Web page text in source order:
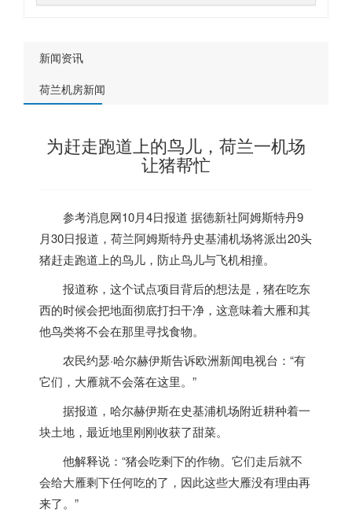
新闻资讯
荷兰机房新闻
为赶走跑道上的鸟儿，荷兰一机场
让猪帮忙
参考消息网10月4日报道 据德新社阿姆斯特丹9
月30日报道， 荷兰阿姆斯特丹史基浦机场将派出20头
猪赶走跑道上的鸟儿，防止鸟儿与飞机相撞。
报道称，这个试点项目背后的想法是，猪在吃东
西的时候会把地面彻底打扫干净，这意味着大雁和其
他鸟类将不会在那里寻找食物。
农民约瑟·哈尔赫伊斯告诉欧洲新闻电视台：“有
它们，大雁就不会落在这里。”
据报道，哈尔赫伊斯在史基浦机场附近耕种着一
块土地，最近地里刚刚收获了甜菜。
他解释说：“猪会吃剩下的作物。它们走后就不
会给大雁剩下任何吃的了，因此这些大雁没有理由再
来了。”